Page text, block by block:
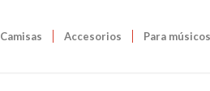
Camisas Accesorios Para músicos